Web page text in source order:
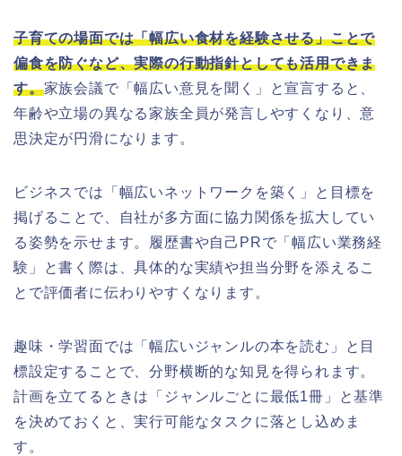
子育ての場面では「幅広い食材を経験させる」ことで
偏食を防ぐなど、実際の行動指針としても活用できま
す。家族会議で「幅広い意見を聞く」と宣言すると、
年齢や立場の異なる家族全員が発言しやすくなり、意
思決定が円滑になります。
ビジネスでは「幅広いネットワークを築く」と目標を
掲げることで、自社が多方面に協力関係を拡大してい
る姿勢を示せます。履歴書や自己PRで「幅広い業務経
験」と書く際は、具体的な実績や担当分野を添えるこ
とで評価者に伝わりやすくなります。
趣味・学習面では「幅広いジャンルの本を読む」と目
標設定することで、分野横断的な知見を得られます。
計画を立てるときは「ジャンルごとに最低1冊」と基準
を決めておくと、実行可能なタスクに落とし込めま
す。